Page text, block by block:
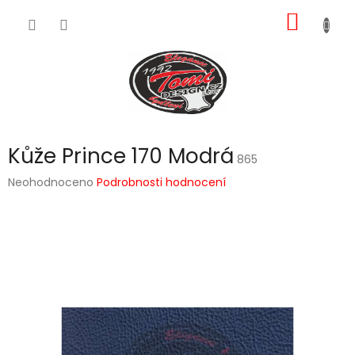
KOŠÍK
Kůže Prince 170 Modrá 865
Průměrné
Neohodnoceno Podrobnosti hodnocení